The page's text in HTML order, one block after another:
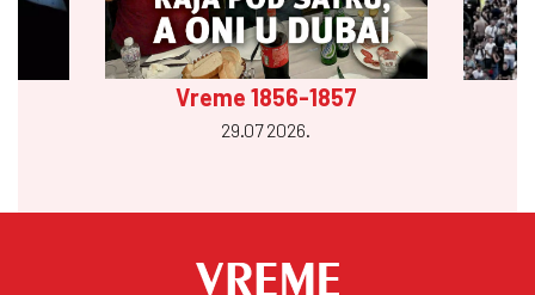
Vreme 1856-1857
29.07 2026.